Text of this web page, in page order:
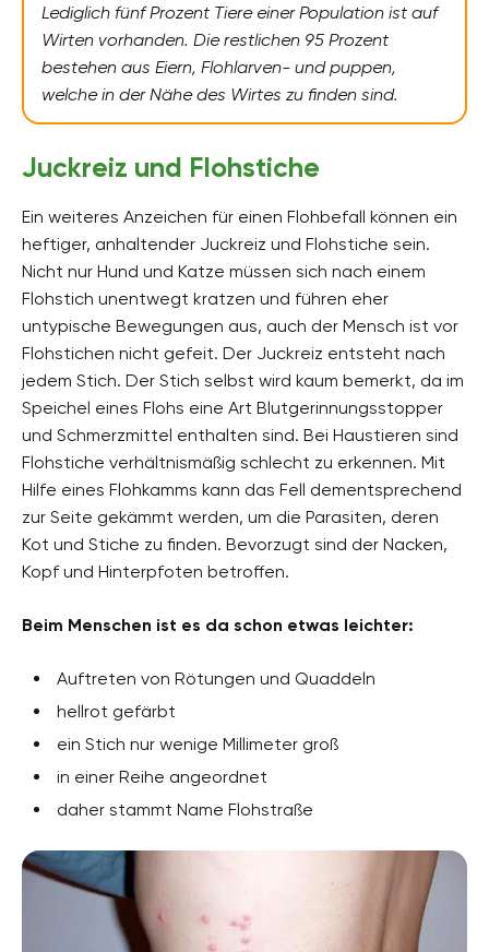
Lediglich fünf Prozent Tiere einer Population ist auf
Wirten vorhanden. Die restlichen 95 Prozent
bestehen aus Eiern, Flohlarven- und puppen,
welche in der Nähe des Wirtes zu finden sind.
Juckreiz und Flohstiche
Ein weiteres Anzeichen für einen Flohbefall können ein
heftiger, anhaltender Juckreiz und Flohstiche sein.
Nicht nur Hund und Katze müssen sich nach einem
Flohstich unentwegt kratzen und führen eher
untypische Bewegungen aus, auch der Mensch ist vor
Flohstichen nicht gefeit. Der Juckreiz entsteht nach
jedem Stich. Der Stich selbst wird kaum bemerkt, da im
Speichel eines Flohs eine Art Blutgerinnungsstopper
und Schmerzmittel enthalten sind. Bei Haustieren sind
Flohstiche verhältnismäßig schlecht zu erkennen. Mit
Hilfe eines Flohkamms kann das Fell dementsprechend
zur Seite gekämmt werden, um die Parasiten, deren
Kot und Stiche zu finden. Bevorzugt sind der Nacken,
Kopf und Hinterpfoten betroffen.
Beim Menschen ist es da schon etwas leichter:
Auftreten von Rötungen und Quaddeln
hellrot gefärbt
ein Stich nur wenige Millimeter groß
in einer Reihe angeordnet
daher stammt Name Flohstraße